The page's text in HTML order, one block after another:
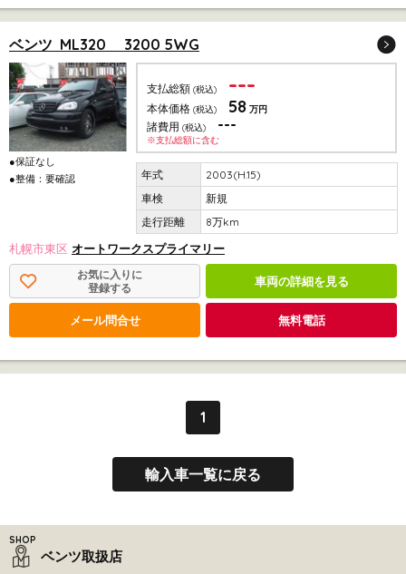
ベンツ ML320 3200 5WG
●保証なし
●整備：要確認
支払総額 (税込) ---
本体価格 (税込) 58 万円
諸費用 (税込) ---
※支払総額に含む
2003(H.15)
新規
8万km
札幌市東区 オートワークスプライマリー
お気に入りに
登録する
車両の詳細を見る
メール問合せ 無料電話
1
輸入車一覧に戻る
ベンツ取扱店